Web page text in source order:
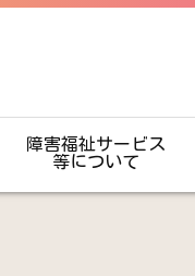
障害福祉サービス
等について